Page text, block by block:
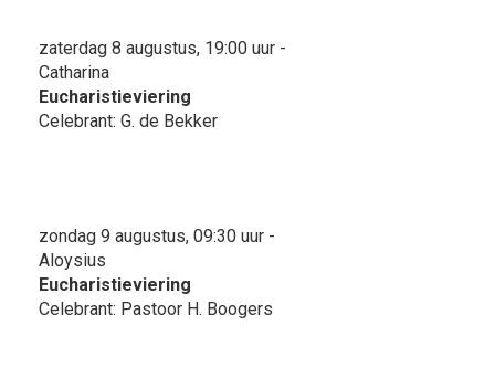
zaterdag 8 augustus, 19:00 uur -
Catharina
Eucharistieviering
Celebrant: G. de Bekker
zondag 9 augustus, 09:30 uur -
Aloysius
Eucharistieviering
Celebrant: Pastoor H. Boogers